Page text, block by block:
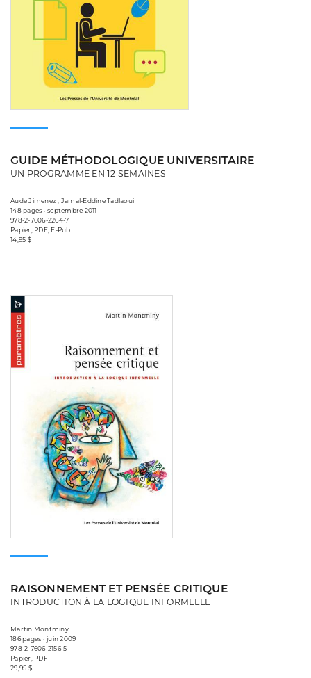
GUIDE MÉTHODOLOGIQUE UNIVERSITAIRE
UN PROGRAMME EN 12 SEMAINES
Aude Jimenez , Jamal-Eddine Tadlaoui
148 pages • septembre 2011
978-2-7606-2264-7
Papier, PDF, E-Pub
14,95 $
RAISONNEMENT ET PENSÉE CRITIQUE
INTRODUCTION À LA LOGIQUE INFORMELLE
Martin Montminy
186 pages • juin 2009
978-2-7606-2156-5
Papier, PDF
29,95 $